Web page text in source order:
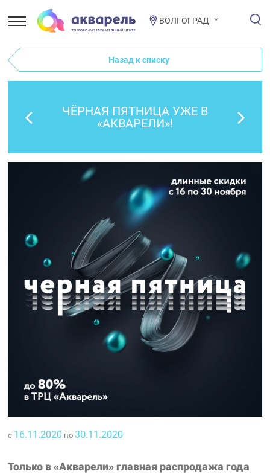
ВОЛГОГРАД
Назад к списку
ЧЁРНАЯ ПЯТНИЦА УЖЕ В
«АКВАРЕЛИ»!
с 16.11.2020 по30.11.2020
Только в «Акварели» главная распродажа года